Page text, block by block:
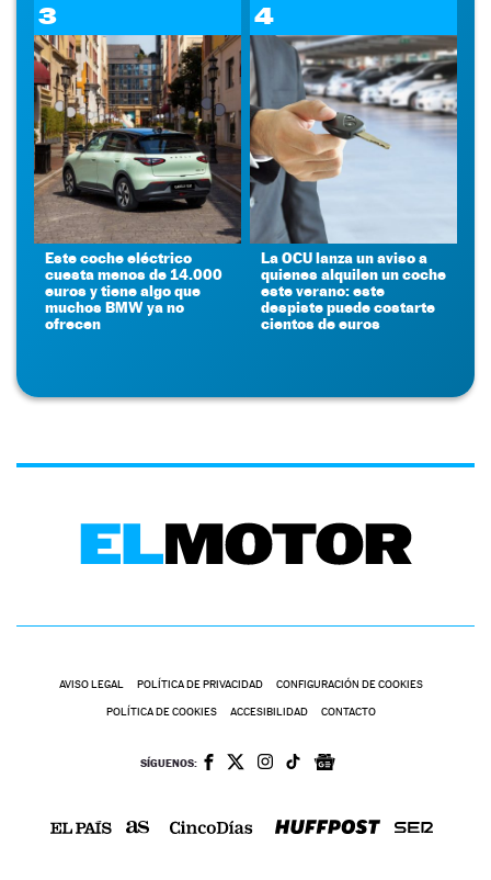
3
Este coche eléctrico
cuesta menos de 14.000
euros y tiene algo que
muchos BMW ya no
ofrecen
4
La OCU lanza un aviso a
quienes alquilen un coche
este verano: este
despiste puede costarte
cientos de euros
AVISO LEGAL POLÍTICA DE PRIVACIDAD CONFIGURACIÓN DE COOKIES
POLÍTICA DE COOKIES ACCESIBILIDAD CONTACTO
SÍGUENOS: